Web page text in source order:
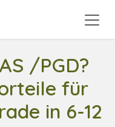
/PGD?
für
in 6-12